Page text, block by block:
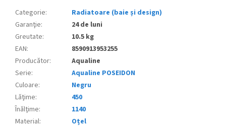
Categorie:
Radiatoare (baie și design)
Garanţie:
24 de luni
Greutate:
10.5 kg
EAN:
8590913953255
Producător:
Aqualine
Serie:
Aqualine POSEIDON
Culoare:
Negru
Lăţime:
450
Înălţime:
1140
Material:
Oțel